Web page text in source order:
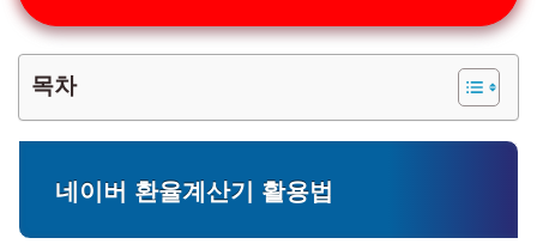
목차
네이버 환율계산기 활용법